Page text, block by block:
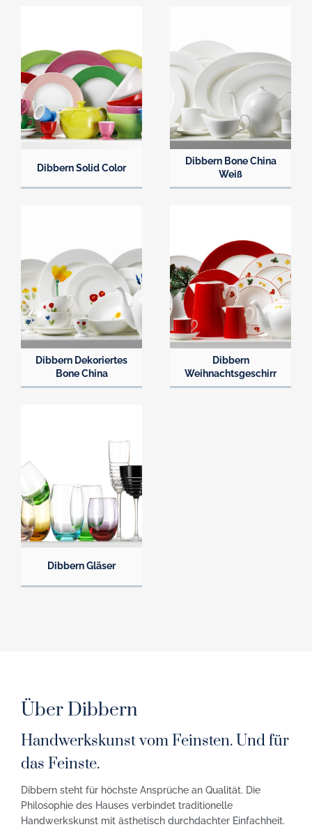
Dibbern Solid Color
Dibbern Bone China
Weiß
Dibbern Dekoriertes
Bone China
Dibbern
Weihnachtsgeschirr
Dibbern Gläser
Über Dibbern
Handwerkskunst vom Feinsten. Und für
das Feinste.
Dibbern steht für höchste Ansprüche an Qualität. Die
Philosophie des Hauses verbindet traditionelle
Handwerkskunst mit ästhetisch durchdachter Einfachheit.